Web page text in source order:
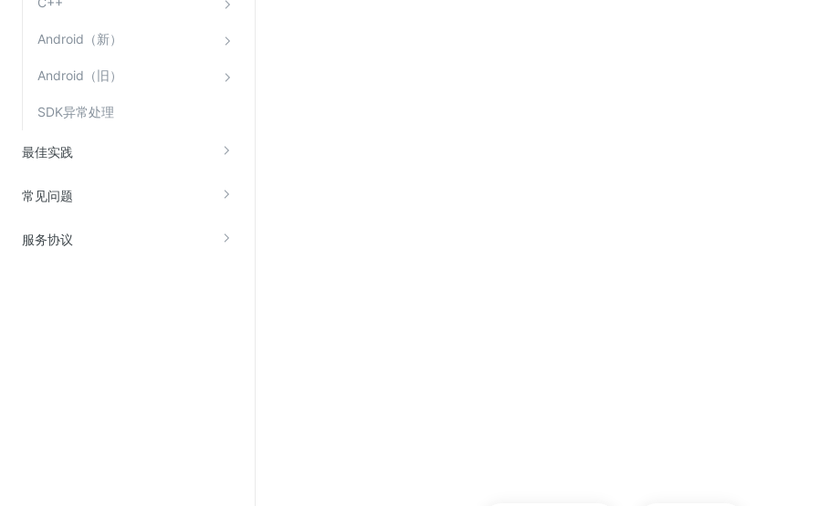
Android（新）
Android（旧）
SDK异常处理
最佳实践
常见问题
服务协议